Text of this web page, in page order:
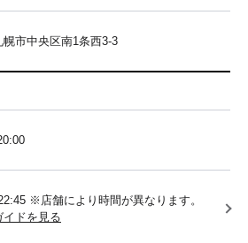
幌市中央区南1条西3-3
※店舗により時間が異なります。
イドを見る